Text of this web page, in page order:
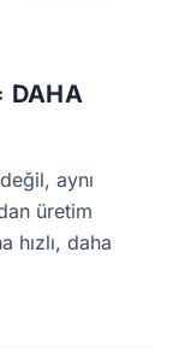
DAHA
aynı
üretim
hızlı, daha